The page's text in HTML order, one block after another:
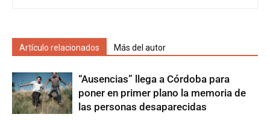
Artículo relacionados Más del autor
“Ausencias” llega a Córdoba para
poner en primer plano la memoria de
las personas desaparecidas